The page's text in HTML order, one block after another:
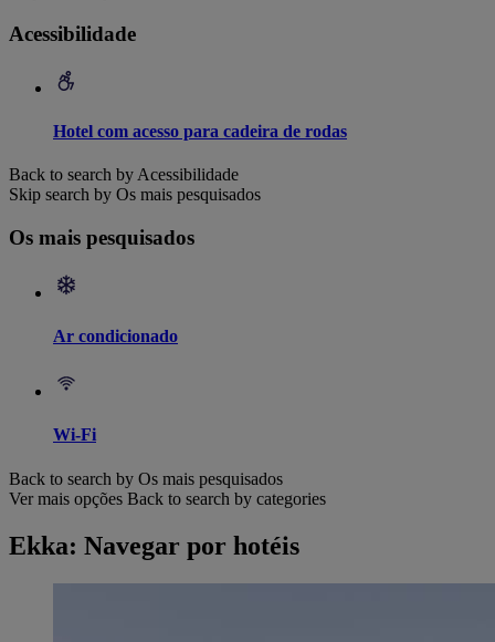
Acessibilidade
Hotel com acesso para cadeira de rodas
Back to search by Acessibilidade
Skip search by Os mais pesquisados
Os mais pesquisados
Ar condicionado
Wi-Fi
Back to search by Os mais pesquisados
Ver mais opções Back to search by categories
Ekka: Navegar por hotéis